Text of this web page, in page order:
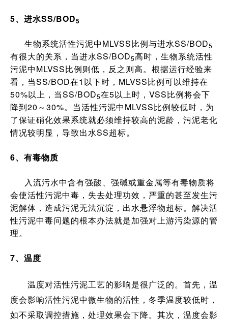
5、进水SS/BOD5
生物系统活性污泥中MLVSS比例与进水SS/BOD5
有很大的关系，当进水SS/BOD5高时，生物系统活性
污泥中MLVSS比例则低，反之则高。根据运行经验来
看，当SS/BOD在1以下时，MLVSS比例可以维持在
50%以上，当SS/BOD5在5以上时，VSS比例将会下
降到20～30%。当活性污泥中MLVSS比例较低时，为
了保证硝化效果系统就必须维持较高的泥龄，污泥老化
情况较明显，导致出水SS超标。
6、有毒物质
入流污水中含有强酸、强碱或重金属等有毒物质将
会使活性污泥中毒，失去处理功效，严重的甚至发生污
泥解体，造成污泥无法沉淀，出水悬浮物超标。解决活
性污泥中毒问题的根本办法就是加强对上游污染源的管
理。
7、温度
温度对活性污泥工艺的影响是很广泛的。首先，温
度会影响活性污泥中微生物的活性，冬季温度较低时，
如不采取调控措施，处理效果会下降。其次，温度会影